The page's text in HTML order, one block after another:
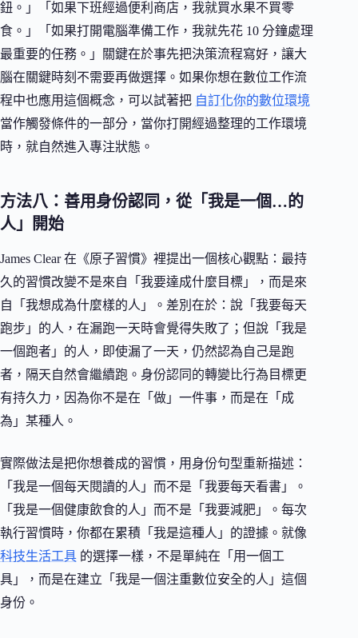
鈕。」「如果下班經過便利商店，我就買水果不買零
食。」「如果打開電腦準備工作，我就先花 10 分鐘處理
最重要的任務。」關鍵在於事先把決策流程寫好，讓大
腦在關鍵時刻不需要再做選擇。如果你想在數位工作流
程中也應用這個概念，可以試著把 自訂化你的數位環境
當作觸發條件的一部分，當你打開經過整理的工作環境
時，就自然進入專注狀態。
方法八：善用身份認同，從「我是一個…的
人」開始
James Clear 在《原子習慣》裡提出一個核心觀點：最持
久的習慣改變不是來自「我要達成什麼目標」，而是來
自「我想成為什麼樣的人」。差別在於：說「我要每天
跑步」的人，在漏跑一天時會覺得失敗了；但說「我是
一個跑者」的人，即使漏了一天，仍然認為自己是跑
者，隔天自然會繼續跑。身份認同的轉變比行為目標更
有持久力，因為你不是在「做」一件事，而是在「成
為」某種人。
實際做法是把你想養成的習慣，用身份句型重新描述：
「我是一個每天閱讀的人」而不是「我要每天看書」。
「我是一個健康飲食的人」而不是「我要減肥」。每次
執行習慣時，你都在累積「我是這種人」的證據。就像
科技生活工具 的選擇一樣，不是單純在「用一個工
具」，而是在建立「我是一個注重數位安全的人」這個
身份。